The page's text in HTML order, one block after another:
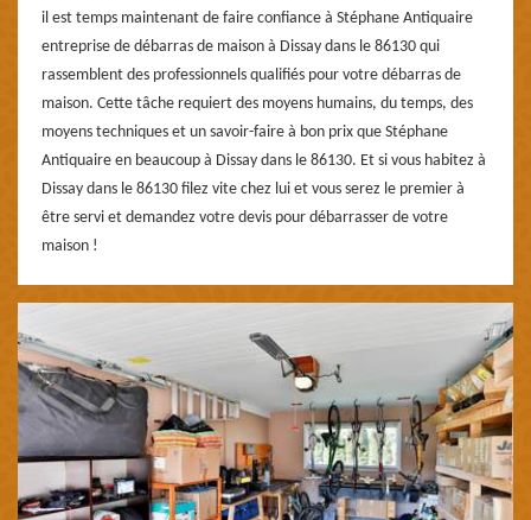
il est temps maintenant de faire confiance à Stéphane Antiquaire
entreprise de débarras de maison à Dissay dans le 86130 qui
rassemblent des professionnels qualifiés pour votre débarras de
maison. Cette tâche requiert des moyens humains, du temps, des
moyens techniques et un savoir-faire à bon prix que Stéphane
Antiquaire en beaucoup à Dissay dans le 86130. Et si vous habitez à
Dissay dans le 86130 filez vite chez lui et vous serez le premier à
être servi et demandez votre devis pour débarrasser de votre
maison !